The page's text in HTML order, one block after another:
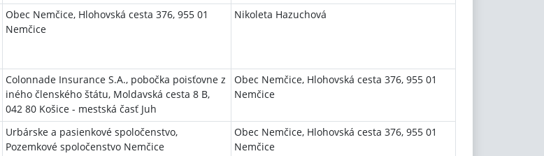
Obec Nemčice, Hlohovská cesta 376, 955 01
Nemčice
Nikoleta Hazuchová
Colonnade Insurance S.A., pobočka poisťovne z
iného členského štátu, Moldavská cesta 8 B,
042 80 Košice - mestská časť Juh
Obec Nemčice, Hlohovská cesta 376, 955 01
Nemčice
Urbárske a pasienkové spoločenstvo,
Pozemkové spoločenstvo Nemčice
Obec Nemčice, Hlohovská cesta 376, 955 01
Nemčice